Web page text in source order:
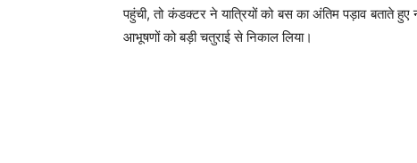
पहुंची, तो कंडक्टर ने यात्रियों को बस का अंतिम पड़ाव बताते
आभूषणों को बड़ी चतुराई से निकाल लिया।